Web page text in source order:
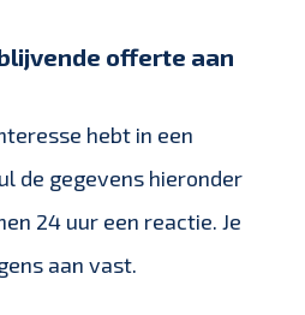
offerte aan
hebt in een
de gegevens hieronder
24 uur een reactie. Je
aan vast.